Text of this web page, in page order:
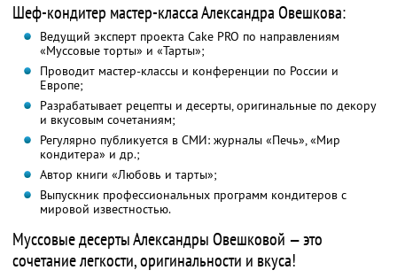
Шеф-кондитер мастер-класса Александра Овешкова:
Ведущий эксперт проекта Cake PRO по направлениям
«Муссовые торты» и «Тарты»;
Проводит мастер-классы и конференции по России и
Европе;
Разрабатывает рецепты и десерты, оригинальные по декору
и вкусовым сочетаниям;
Регулярно публикуется в СМИ: журналы «Печь», «Мир
кондитера» и др.;
Автор книги «Любовь и тарты»;
Выпускник профессиональных программ кондитеров с
мировой известностью.
Муссовые десерты Александры Овешковой — это
сочетание легкости, оригинальности и вкуса!